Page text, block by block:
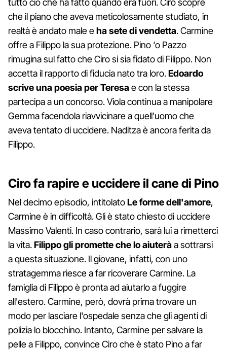
tutto ciò che ha fatto quando era fuori. Ciro scopre
che il piano che aveva meticolosamente studiato, in
realtà è andato male eha sete di vendetta. Carmine
offre a Filippo la sua protezione. Pino ‘o Pazzo
rimugina sul fatto che Ciro si sia fidato di Filippo. Non
accetta il rapporto di fiducia nato tra loro.Edoardo
scrive una poesia per Teresae con la stessa
partecipa a un concorso. Viola continua a manipolare
Gemma facendola riavvicinare a quell'uomo che
aveva tentato di uccidere. Naditza è ancora ferita da
Filippo.
Ciro fa rapire e uccidere il cane di Pino
Nel decimo episodio, intitolatoLe forme dell'amore,
Carmine è in difficoltà. Gli è stato chiesto di uccidere
Massimo Valenti. In caso contrario, sarà lui a rimetterci
la vita.Filippo gli promette che lo aiuteràa sottrarsi
a questa situazione. Il giovane, infatti, con uno
stratagemma riesce a far ricoverare Carmine. La
famiglia di Filippo è pronta ad aiutarlo a fuggire
all'estero. Carmine, però, dovrà prima trovare un
modo per lasciare l'ospedale senza che gli agenti di
polizia lo blocchino. Intanto, Carmine per salvare la
pelle a Filippo, convince Ciro che è stato Pino a far